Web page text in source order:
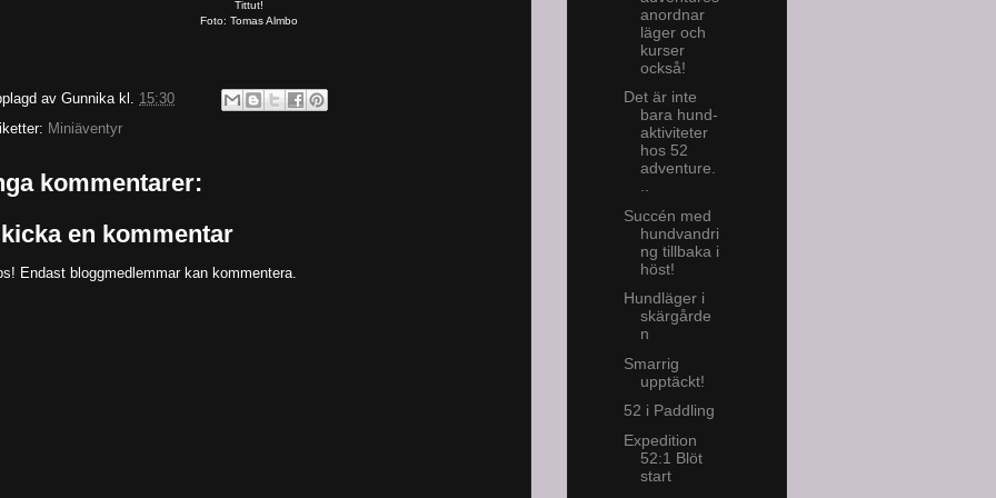
Tittut!
Foto: Tomas Almbo
av Gunnika kl. 15:30
Miniäventyr
kommentarer:
en kommentar
Endast bloggmedlemmar kan kommentera.
anordnar
läger och
kurser
också!
Det är inte
bara hund-
aktiviteter
hos 52
adventure.
Succén med
hundvandri
ng tillbaka i
höst!
Hundläger i
skärgårde
n
Smarrig
upptäckt!
52 i Paddling
Expedition
52:1 Blöt
start